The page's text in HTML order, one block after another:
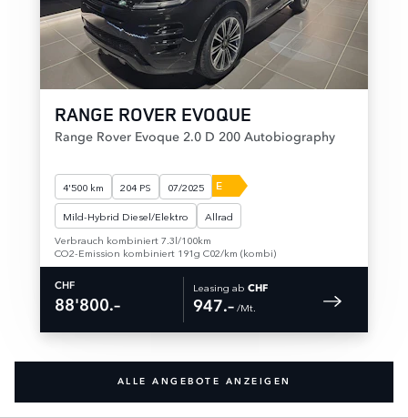
RANGE ROVER EVOQUE
Range Rover Evoque 2.0 D 200 Autobiography
4'500 km 204 PS 07/2025 E
Mild-Hybrid Diesel/Elektro
Allrad
Verbrauch kombiniert 7.3l/100km
CO2-Emission kombiniert 191g C02/km (kombi)
CHF
88'800.–
Leasing ab CHF
947.– /Mt.
ALLE ANGEBOTE ANZEIGEN